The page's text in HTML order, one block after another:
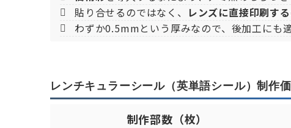
貼り合せるのではなく、 レンズに直接印刷す
わずか0.5mmという厚みなので、後加工にも
レンチキュラーシール（英単語シール）制作
制作部数（枚）